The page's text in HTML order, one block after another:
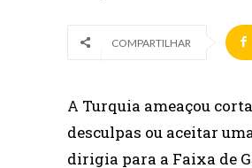
COMPARTILHAR
A Turquia ameaçou
desculpas ou aceitar
dirigia para a Faixa de